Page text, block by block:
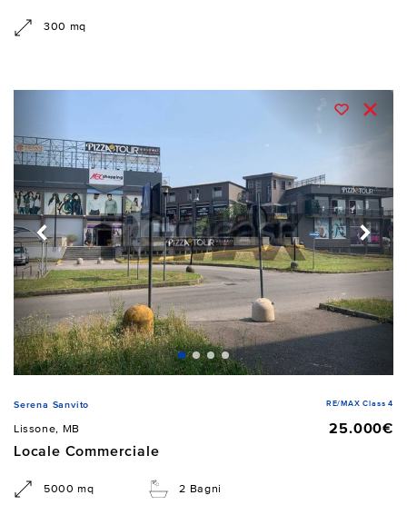
300 mq
Serena Sanvito RE/MAX Class 4
Lissone, MB
25.000€
Locale Commerciale
5000 mq 2 Bagni